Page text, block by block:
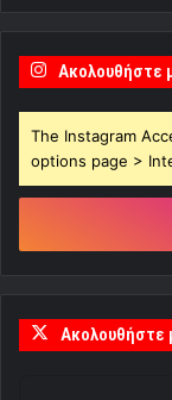
Ακολουθήστε
The Instagram
options page >
Ακολουθήστε